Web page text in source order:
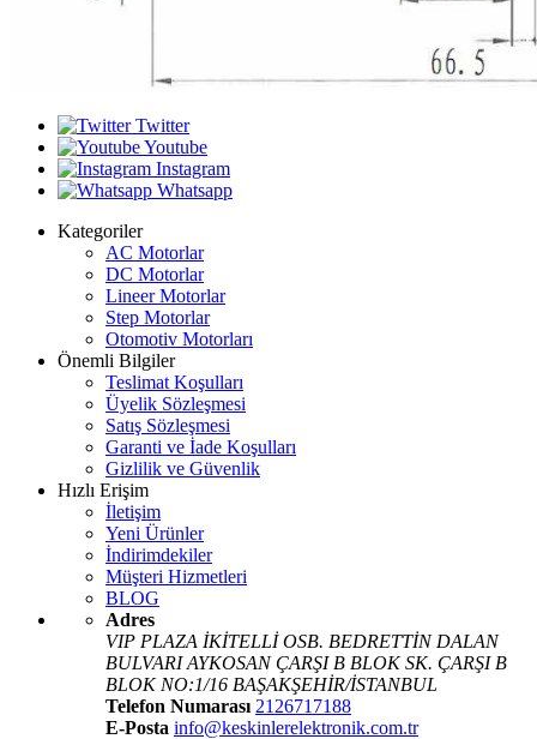
Twitter
Youtube
Instagram
Whatsapp
Kategoriler
AC Motorlar
DC Motorlar
Lineer Motorlar
Step Motorlar
Otomotiv Motorları
Önemli Bilgiler
Teslimat Koşulları
Üyelik Sözleşmesi
Satış Sözleşmesi
Garanti ve İade Koşulları
Gizlilik ve Güvenlik
Hızlı Erişim
İletişim
Yeni Ürünler
İndirimdekiler
Müşteri Hizmetleri
BLOG
Adres
VIP PLAZA İKİTELLİ OSB. BEDRETTİN DALAN
BULVARI AYKOSAN ÇARŞI B BLOK SK. ÇARŞI B
BLOK NO:1/16 BAŞAKŞEHİR/İSTANBUL
Telefon Numarası 2126717188
E-Posta info@keskinlerelektronik.com.tr